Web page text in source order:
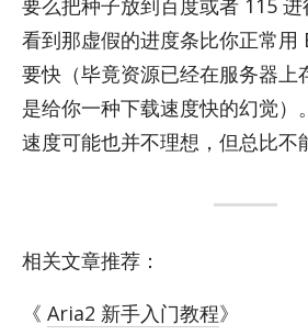
要么把种子放到百度或者 115
看到那虚假的进度条比你正常用
要快（毕竟资源已经在服务器上
是给你一种下载速度快的幻觉）
速度可能也并不理想，但总比不
相关文章推荐：
《 Aria2 新手入门教程》